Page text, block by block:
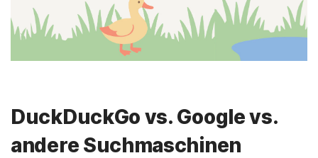
DuckDuckGo vs. Google vs.
andere Suchmaschinen